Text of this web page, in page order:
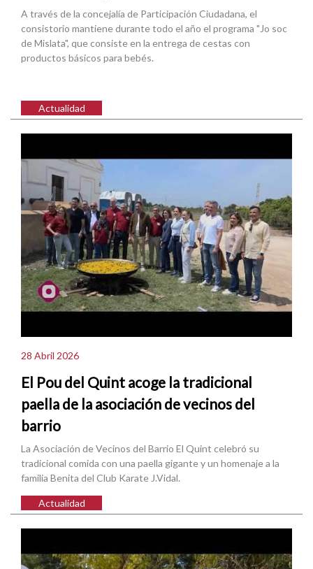
A través de la concejalía de Participación Ciudadana, el
consistorio mantiene durante todo el año el programa "Jo soc
de Mislata", que consiste en la entrega de cestas con
productos básicos para bebés.
Actualidad
28 Abril 2026
El Pou del Quint acoge la tradicional
paella de la asociación de vecinos del
barrio
La Asociación de Vecinos del Barrio El Quint celebró su
tradicional comida con una paella gigante y un homenaje a la
familia Benita del Club Karate J.Vidal.
Actualidad